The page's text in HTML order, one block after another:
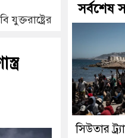
সর্বশেষ
সিউতার